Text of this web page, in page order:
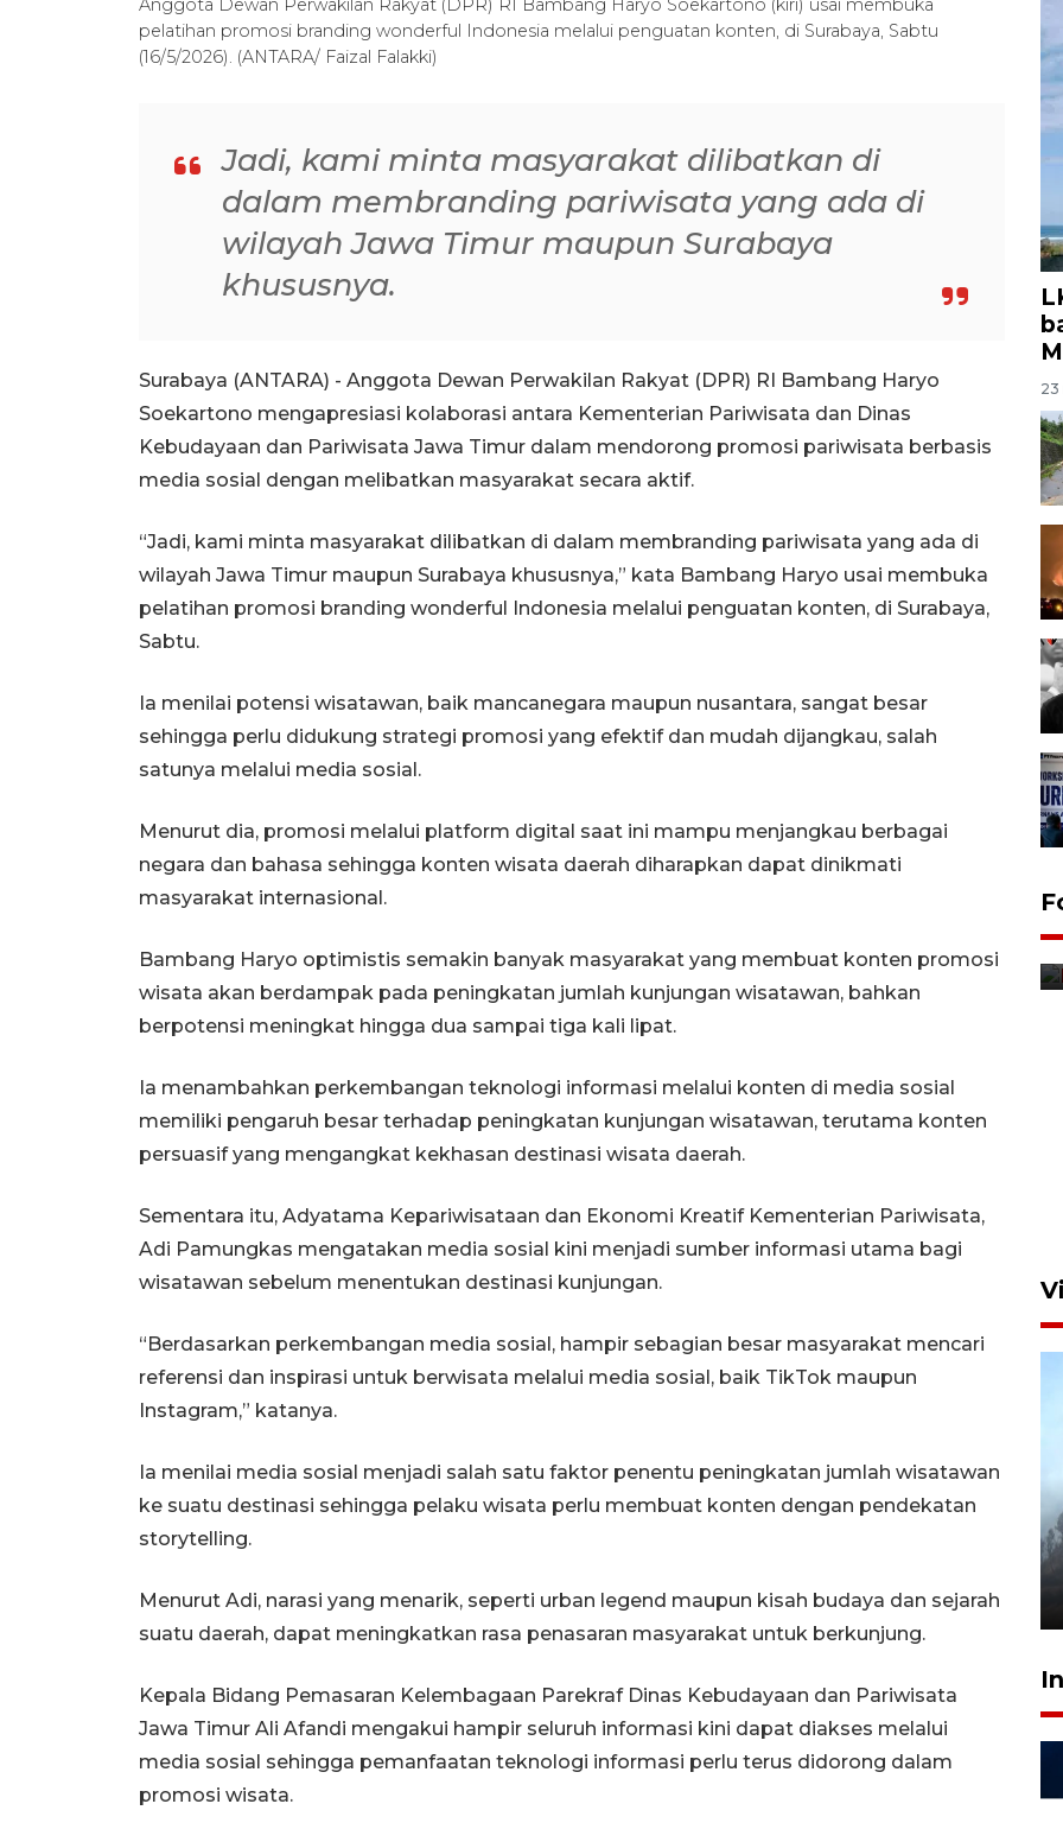
Anggota Dewan Perwakilan Rakyat (DPR) RI Bambang Haryo Soekartono (kiri) usai membuka
pelatihan promosi branding wonderful Indonesia melalui penguatan konten, di Surabaya, Sabtu
(16/5/2026). (ANTARA/ Faizal Falakki)
Jadi, kami minta masyarakat dilibatkan di
dalam membranding pariwisata yang ada di
wilayah Jawa Timur maupun Surabaya
khususnya.
Surabaya (ANTARA) - Anggota Dewan Perwakilan Rakyat (DPR) RI Bambang Haryo
Soekartono mengapresiasi kolaborasi antara Kementerian Pariwisata dan Dinas
Kebudayaan dan Pariwisata Jawa Timur dalam mendorong promosi pariwisata berbasis
media sosial dengan melibatkan masyarakat secara aktif.
“Jadi, kami minta masyarakat dilibatkan di dalam membranding pariwisata yang ada di
wilayah Jawa Timur maupun Surabaya khususnya,” kata Bambang Haryo usai membuka
pelatihan promosi branding wonderful Indonesia melalui penguatan konten, di Surabaya,
Sabtu.
Ia menilai potensi wisatawan, baik mancanegara maupun nusantara, sangat besar
sehingga perlu didukung strategi promosi yang efektif dan mudah dijangkau, salah
satunya melalui media sosial.
Menurut dia, promosi melalui platform digital saat ini mampu menjangkau berbagai
negara dan bahasa sehingga konten wisata daerah diharapkan dapat dinikmati
masyarakat internasional.
Bambang Haryo optimistis semakin banyak masyarakat yang membuat konten promosi
wisata akan berdampak pada peningkatan jumlah kunjungan wisatawan, bahkan
berpotensi meningkat hingga dua sampai tiga kali lipat.
Ia menambahkan perkembangan teknologi informasi melalui konten di media sosial
memiliki pengaruh besar terhadap peningkatan kunjungan wisatawan, terutama konten
persuasif yang mengangkat kekhasan destinasi wisata daerah.
Sementara itu, Adyatama Kepariwisataan dan Ekonomi Kreatif Kementerian Pariwisata,
Adi Pamungkas mengatakan media sosial kini menjadi sumber informasi utama bagi
wisatawan sebelum menentukan destinasi kunjungan.
“Berdasarkan perkembangan media sosial, hampir sebagian besar masyarakat mencari
referensi dan inspirasi untuk berwisata melalui media sosial, baik TikTok maupun
Instagram,” katanya.
Ia menilai media sosial menjadi salah satu faktor penentu peningkatan jumlah wisatawan
ke suatu destinasi sehingga pelaku wisata perlu membuat konten dengan pendekatan
storytelling.
Menurut Adi, narasi yang menarik, seperti urban legend maupun kisah budaya dan sejarah
suatu daerah, dapat meningkatkan rasa penasaran masyarakat untuk berkunjung.
Kepala Bidang Pemasaran Kelembagaan Parekraf Dinas Kebudayaan dan Pariwisata
Jawa Timur Ali Afandi mengakui hampir seluruh informasi kini dapat diakses melalui
media sosial sehingga pemanfaatan teknologi informasi perlu terus didorong dalam
promosi wisata.
23
Kemerdekaan
8 Agustus 2026 12:56
BPBD Jatim kerahkan "Drone
6 Agustus 2026 18:23